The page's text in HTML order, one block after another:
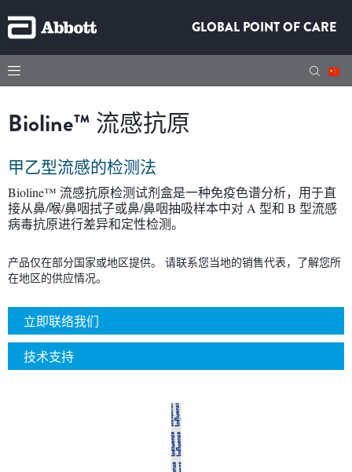
GLOBAL POINT OF CARE
Bioline™ 流感抗原
甲乙型流感的检测法
Bioline™ 流感抗原检测试剂盒是一种免疫色谱分析，用于直
接从鼻/喉/鼻咽拭子或鼻/鼻咽抽吸样本中对 A 型和 B 型流感
病毒抗原进行差异和定性检测。
产品仅在部分国家或地区提供。 请联系您当地的销售代表，了解您所
在地区的供应情况。
立即联络我们
技术支持